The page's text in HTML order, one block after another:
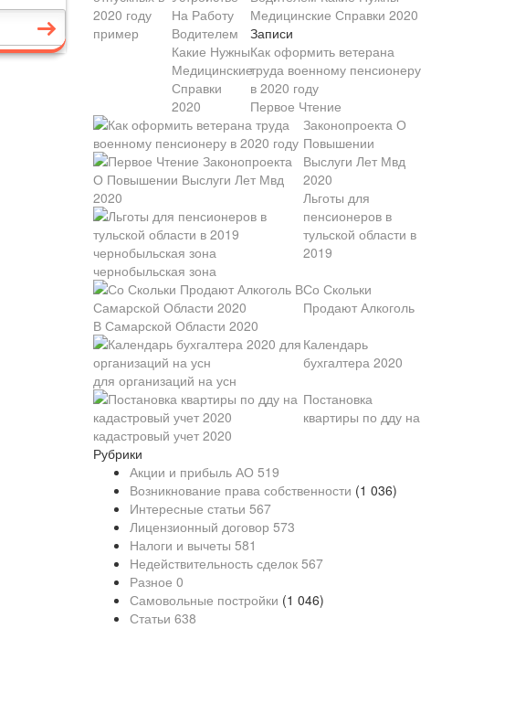
Медицинские Справки 2020
Записи
Как оформить ветерана
труда военному пенсионеру
в 2020 году
Первое Чтение
Законопроекта О
Повышении
Выслуги Лет Мвд
2020
Льготы для
пенсионеров в
тульской области в
2019
чернобыльская зона
Со Скольки
Продают Алкоголь
В Самарской Области 2020
Календарь
бухгалтера 2020
для организаций на усн
Постановка
квартиры по дду на
кадастровый учет 2020
Рубрики
Акции и прибыль АО 519
Возникнование права собственности (1 036)
Интересные статьи 567
Лицензионный договор 573
Налоги и вычеты 581
Недействительность сделок 567
Разное 0
Самовольные постройки (1 046)
Статьи 638